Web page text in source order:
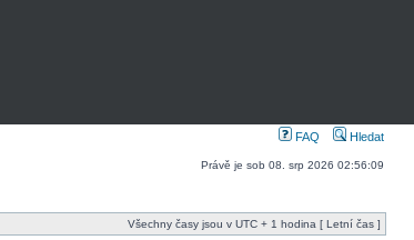
FAQ Hledat
Právě je sob 08. srp 2026 02:56:09
Všechny časy jsou v UTC + 1 hodina [ Letní čas ]